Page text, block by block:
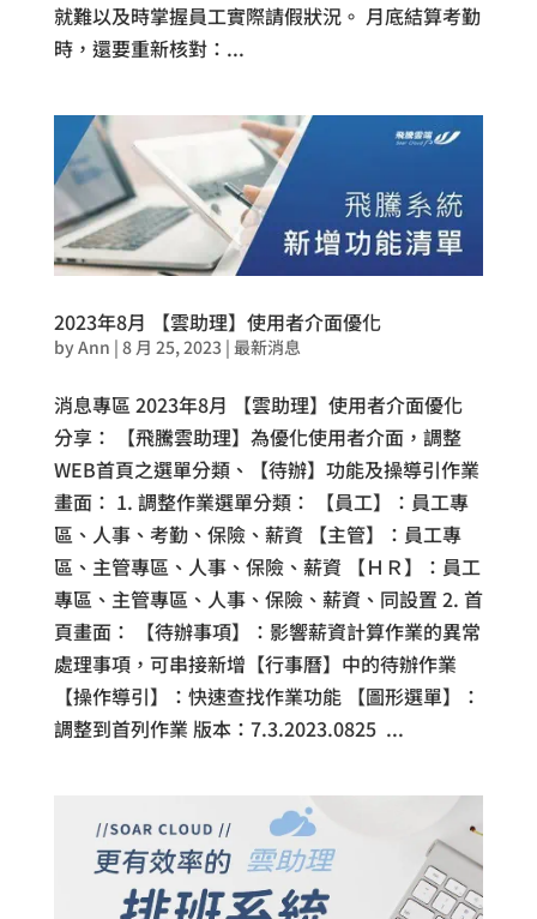
就難以及時掌握員工實際請假狀況。 月底結算考勤
時，還要重新核對：...
2023年8月 【雲助理】使用者介面優化
byAnn | 8 月 25, 2023| 最新消息
消息專區 2023年8月 【雲助理】使用者介面優化
分享： 【飛騰雲助理】為優化使用者介面，調整
WEB首頁之選單分類、【待辦】功能及操導引作業
畫面： 1. 調整作業選單分類： 【員工】：員工專
區、人事、考勤、保險、薪資 【主管】：員工專
區、主管專區、人事、保險、薪資 【ＨＲ】：員工
專區、主管專區、人事、保險、薪資、同設置 2. 首
頁畫面： 【待辦事項】：影響薪資計算作業的異常
處理事項，可串接新增【行事曆】中的待辦作業
【操作導引】：快速查找作業功能 【圖形選單】：
調整到首列作業 版本：7.3.2023.0825 ...